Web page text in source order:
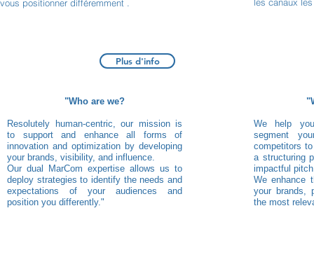
vous positionner différemment .
Plus d'info
"Who are we?
Resolutely human-centric, our mission is
to support and enhance all forms of
innovation and optimization by developing
your brands, visibility, and influence.
Our dual MarCom expertise allows us to
deploy strategies to identify the needs and
expectations of your audiences and
position you differently."
We help
segment
competitors
a structuring
impactful
We enhance
your brands,
the most